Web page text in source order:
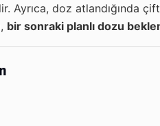
Ayrıca, doz atlandığında
bir sonraki planlı dozu